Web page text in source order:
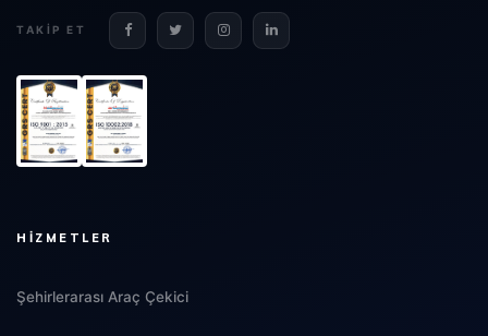
TAKIP ET
HIZMETLER
Şehirlerarası Araç Çekici